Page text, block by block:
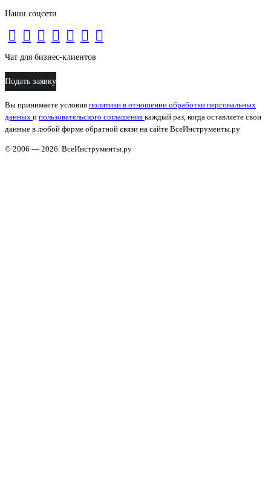
Наши соцсети
Чат для бизнес-клиентов
Подать заявку
Вы принимаете условия политики в отношении обработки персональных
данных и пользовательского соглашения каждый раз, когда оставляете свои
данные в любой форме обратной связи на сайте ВсеИнструменты.ру
© 2006 — 2026. ВсеИнструменты.ру